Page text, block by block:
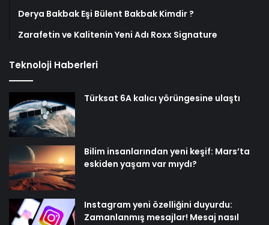
Derya Bakbak Eşi Bülent Bakbak Kimdir ?
Zarafetin ve Kalitenin Yeni Adı Roxx Signature
Teknoloji Haberleri
Türksat 6A kalıcı yörüngesine ulaştı
Bilim insanlarından yeni keşif: Mars’ta
eskiden yaşam var mıydı?
Instagram yeni özelliğini duyurdu:
Zamanlanmış mesajlar! Mesaj nasıl